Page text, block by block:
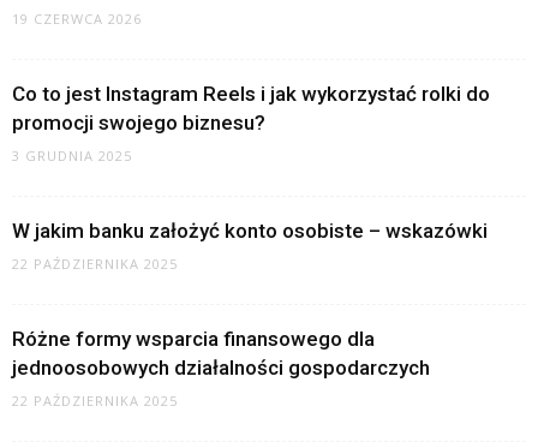
19 CZERWCA 2026
Co to jest Instagram Reels i jak wykorzystać rolki do
promocji swojego biznesu?
3 GRUDNIA 2025
W jakim banku założyć konto osobiste – wskazówki
22 PAŹDZIERNIKA 2025
Różne formy wsparcia finansowego dla
jednoosobowych działalności gospodarczych
22 PAŹDZIERNIKA 2025